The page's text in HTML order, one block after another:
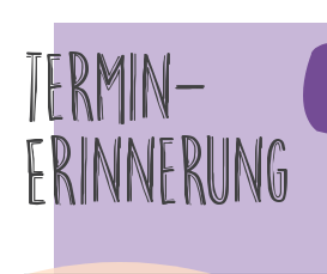
Termin-
Erinnerung